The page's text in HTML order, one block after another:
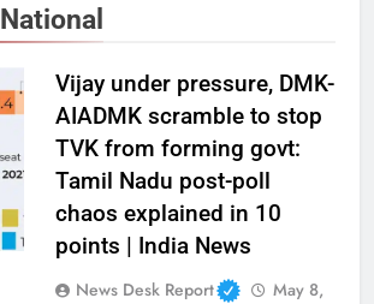
National
Vijay under pressure, DMK-
AIADMK scramble to stop
TVK from forming govt:
Tamil Nadu post-poll
chaos explained in 10
points | India News
News Desk Report
May 8,